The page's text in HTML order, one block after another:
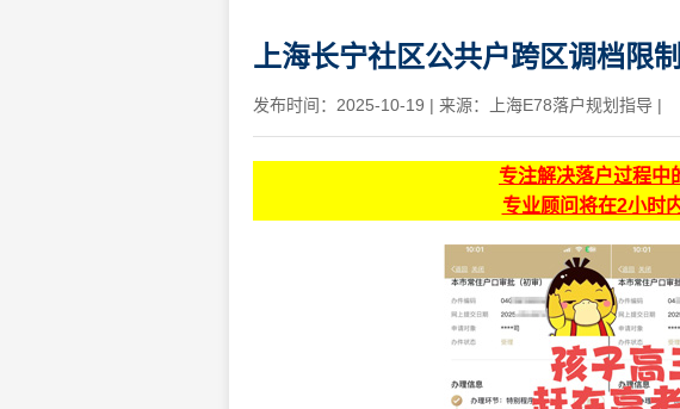
上海长宁社区公共户跨区调档限
发布时间：2025-10-19 | 来源：上海E78落户规划指导 |
专注解决落户过程中
专业顾问将在2小时